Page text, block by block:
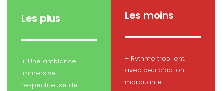
Les plus
+ Une ambiance
immersive
respectueuse de
Les moins
– Rythme trop lent,
avec peu d’action
marquante